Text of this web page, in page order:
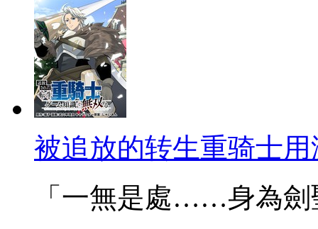
被追放的转生重骑士
「一無是處……身為劍